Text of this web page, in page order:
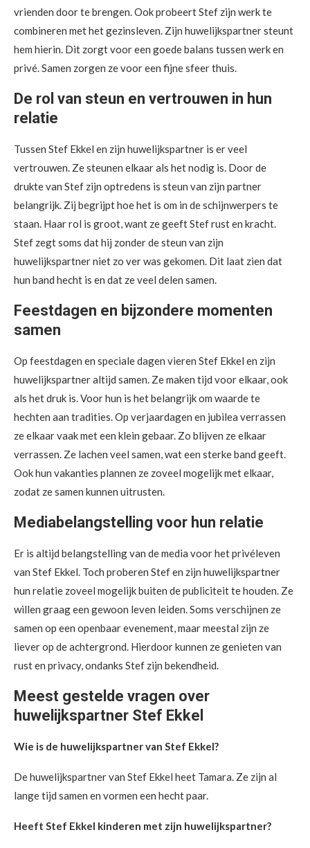
vrienden door te brengen. Ook probeert Stef zijn werk te
combineren met het gezinsleven. Zijn huwelijkspartner steunt
hem hierin. Dit zorgt voor een goede balans tussen werk en
privé. Samen zorgen ze voor een fijne sfeer thuis.
De rol van steun en vertrouwen in hun
relatie
Tussen Stef Ekkel en zijn huwelijkspartner is er veel
vertrouwen. Ze steunen elkaar als het nodig is. Door de
drukte van Stef zijn optredens is steun van zijn partner
belangrijk. Zij begrijpt hoe het is om in de schijnwerpers te
staan. Haar rol is groot, want ze geeft Stef rust en kracht.
Stef zegt soms dat hij zonder de steun van zijn
huwelijkspartner niet zo ver was gekomen. Dit laat zien dat
hun band hecht is en dat ze veel delen samen.
Feestdagen en bijzondere momenten
samen
Op feestdagen en speciale dagen vieren Stef Ekkel en zijn
huwelijkspartner altijd samen. Ze maken tijd voor elkaar, ook
als het druk is. Voor hun is het belangrijk om waarde te
hechten aan tradities. Op verjaardagen en jubilea verrassen
ze elkaar vaak met een klein gebaar. Zo blijven ze elkaar
verrassen. Ze lachen veel samen, wat een sterke band geeft.
Ook hun vakanties plannen ze zoveel mogelijk met elkaar,
zodat ze samen kunnen uitrusten.
Mediabelangstelling voor hun relatie
Er is altijd belangstelling van de media voor het privéleven
van Stef Ekkel. Toch proberen Stef en zijn huwelijkspartner
hun relatie zoveel mogelijk buiten de publiciteit te houden. Ze
willen graag een gewoon leven leiden. Soms verschijnen ze
samen op een openbaar evenement, maar meestal zijn ze
liever op de achtergrond. Hierdoor kunnen ze genieten van
rust en privacy, ondanks Stef zijn bekendheid.
Meest gestelde vragen over
huwelijkspartner Stef Ekkel
Wie is de huwelijkspartner van Stef Ekkel?
De huwelijkspartner van Stef Ekkel heet Tamara. Ze zijn al
lange tijd samen en vormen een hecht paar.
Heeft Stef Ekkel kinderen met zijn huwelijkspartner?